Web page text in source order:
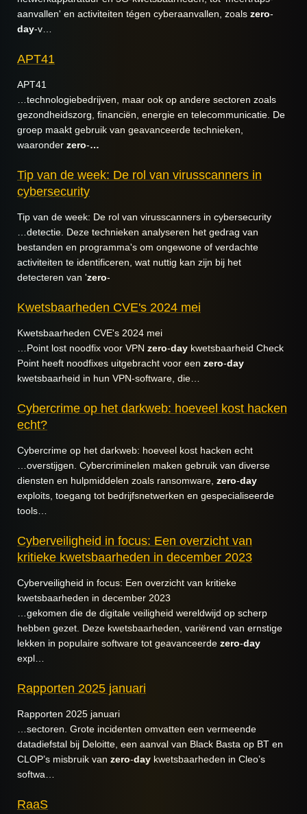
aanvallen' en activiteiten tégen cyberaanvallen, zoals zero-
day-v…
APT41
APT41
…technologiebedrijven, maar ook op andere sectoren zoals
gezondheidszorg, financiën, energie en telecommunicatie. De
groep maakt gebruik van geavanceerde technieken,
waaronder zero-…
Tip van de week: De rol van virusscanners in
cybersecurity
Tip van de week: De rol van virusscanners in cybersecurity
…detectie. Deze technieken analyseren het gedrag van
bestanden en programma's om ongewone of verdachte
activiteiten te identificeren, wat nuttig kan zijn bij het
detecteren van 'zero-
Kwetsbaarheden CVE's 2024 mei
Kwetsbaarheden CVE's 2024 mei
…Point lost noodfix voor VPN zero-day kwetsbaarheid Check
Point heeft noodfixes uitgebracht voor een zero-day
kwetsbaarheid in hun VPN-software, die…
Cybercrime op het darkweb: hoeveel kost hacken
echt?
Cybercrime op het darkweb: hoeveel kost hacken echt
…overstijgen. Cybercriminelen maken gebruik van diverse
diensten en hulpmiddelen zoals ransomware, zero-day
exploits, toegang tot bedrijfsnetwerken en gespecialiseerde
tools…
Cyberveiligheid in focus: Een overzicht van
kritieke kwetsbaarheden in december 2023
Cyberveiligheid in focus: Een overzicht van kritieke
kwetsbaarheden in december 2023
…gekomen die de digitale veiligheid wereldwijd op scherp
hebben gezet. Deze kwetsbaarheden, variërend van ernstige
lekken in populaire software tot geavanceerde zero-day
expl…
Rapporten 2025 januari
Rapporten 2025 januari
…sectoren. Grote incidenten omvatten een vermeende
datadiefstal bij Deloitte, een aanval van Black Basta op BT en
CLOP’s misbruik van zero-day kwetsbaarheden in Cleo’s
softwa…
RaaS